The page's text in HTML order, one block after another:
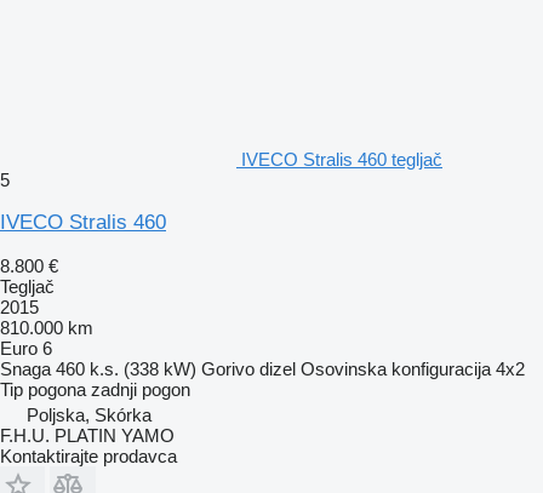
IVECO Stralis 460 tegljač
5
IVECO Stralis 460
8.800 €
Tegljač
2015
810.000 km
Euro 6
Snaga 460 k.s. (338 kW) Gorivo dizel Osovinska konfiguracija 4x2
Tip pogona zadnji pogon
Poljska, Skórka
F.H.U. PLATIN YAMO
Kontaktirajte prodavca